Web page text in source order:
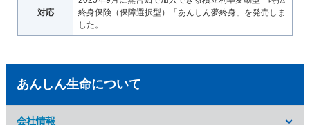
対応
終身保険（保障選択型）「あんしん夢終身」を発売しま
した。
あんしん生命について
会社情報